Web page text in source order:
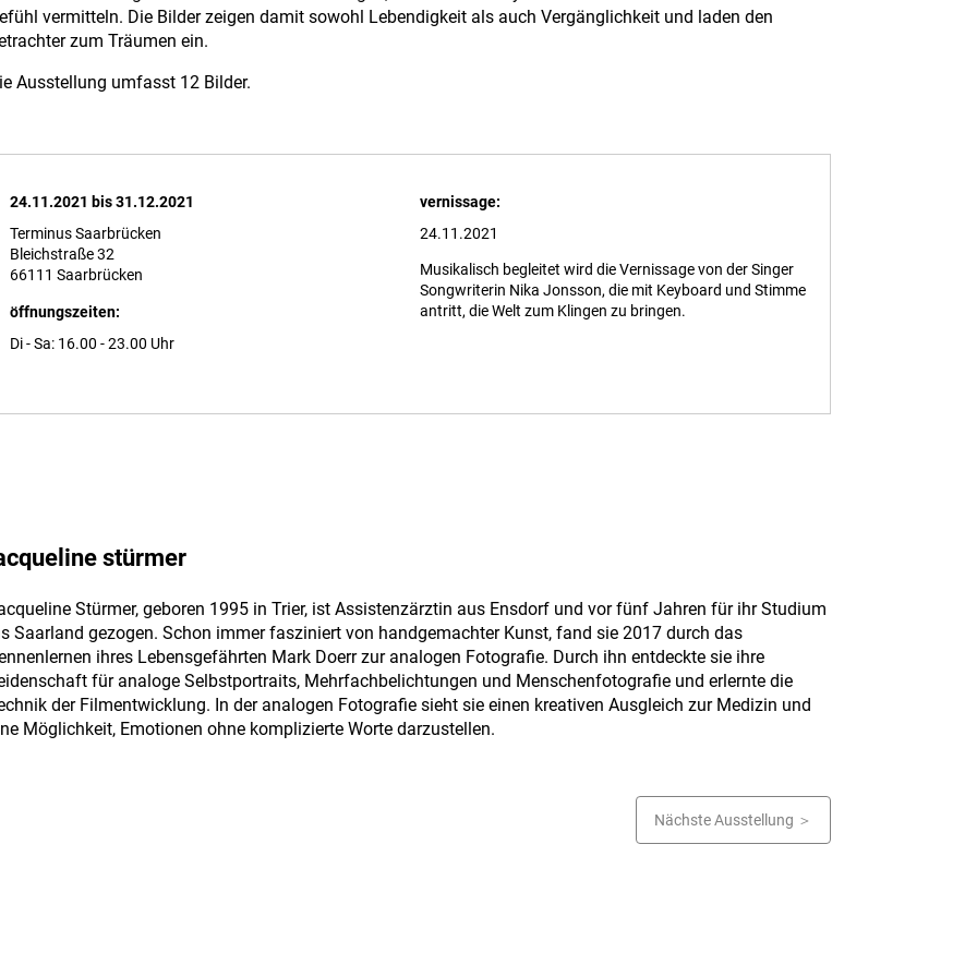
vermitteln. Die Bilder zeigen damit sowohl Lebendigkeit als auch Vergänglichkeit und laden den
zum Träumen ein.
Ausstellung umfasst 12 Bilder.
24.11.2021 bis 31.12.2021
Terminus Saarbrücken
Bleichstraße 32
66111 Saarbrücken
öffnungszeiten:
Di - Sa: 16.00 - 23.00 Uhr
vernissage:
24.11.2021
Musikalisch begleitet wird die Vernissage von der Singer
Songwriterin Nika Jonsson, die mit Keyboard und Stimme
antritt, die Welt zum Klingen zu bringen.
stürmer
Stürmer, geboren 1995 in Trier, ist Assistenzärztin aus Ensdorf und vor fünf Jahren für ihr Studium
Saarland gezogen. Schon immer fasziniert von handgemachter Kunst, fand sie 2017 durch das
ihres Lebensgefährten Mark Doerr zur analogen Fotografie. Durch ihn entdeckte sie ihre
für analoge Selbstportraits, Mehrfachbelichtungen und Menschenfotografie und erlernte die
der Filmentwicklung. In der analogen Fotografie sieht sie einen kreativen Ausgleich zur Medizin und
Möglichkeit, Emotionen ohne komplizierte Worte darzustellen.
Nächste Ausstellung